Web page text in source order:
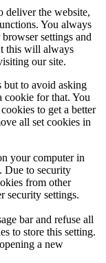
deliver the website,
You always
settings and
this will always
our site.
but to avoid asking
cookie for that. You
to get a better
all set cookies in
your computer in
Due to security
from other
security settings.
bar and refuse all
to store this setting.
a new